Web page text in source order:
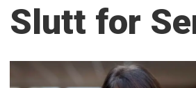
Slutt for